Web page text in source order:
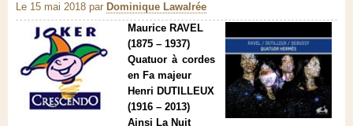
Le 15 mai 2018 par Dominique Lawalrée
Maurice RAVEL
(1875 – 1937)
Quatuor à cordes
en Fa majeur
Henri DUTILLEUX
(1916 – 2013)
Ainsi La Nuit